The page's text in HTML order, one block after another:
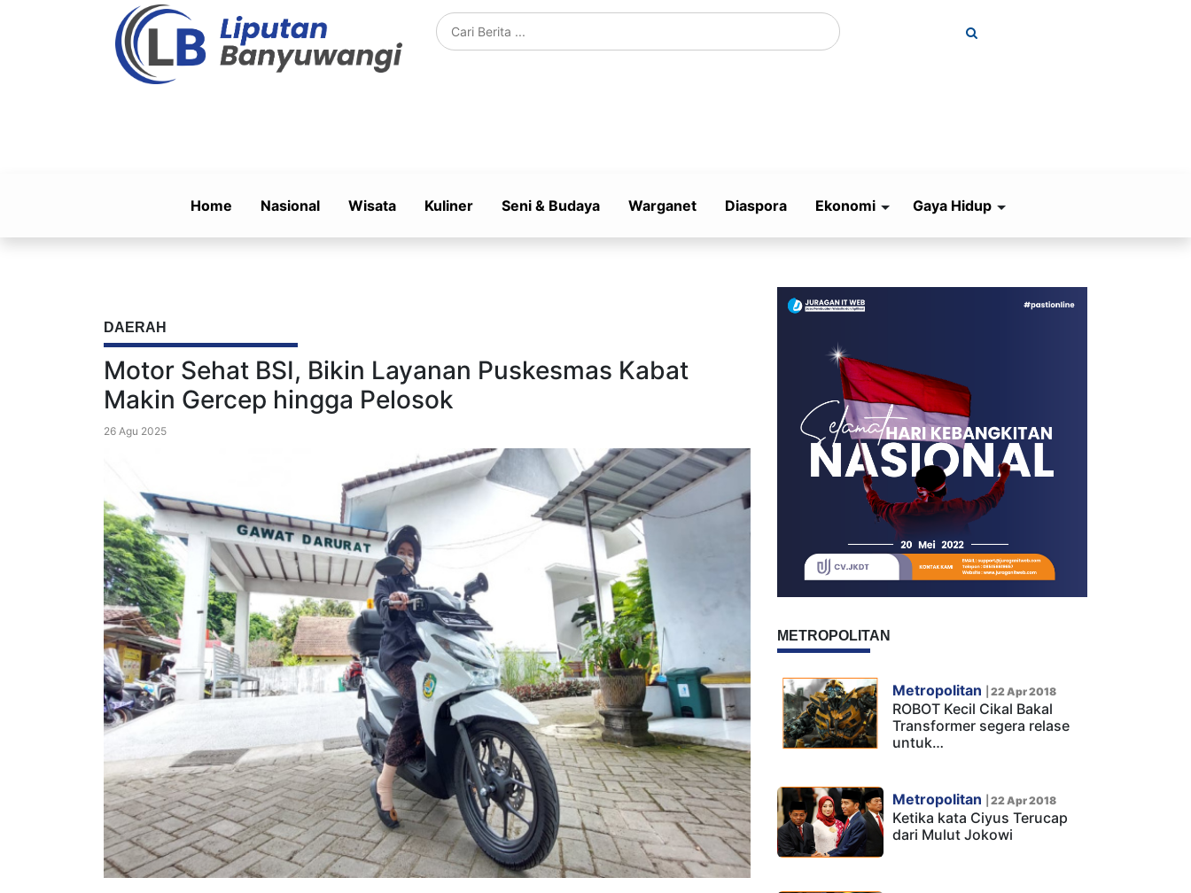
Home Nasional Wisata Kuliner Seni & Budaya Warganet Diaspora Ekonomi Gaya Hidup
DAERAH
Motor Sehat BSI, Bikin Layanan Puskesmas Kabat
Makin Gercep hingga Pelosok
26 Agu 2025
METROPOLITAN
Metropolitan 22 Apr 2018
ROBOT Kecil Cikal Bakal
Transformer segera relase
untuk…
Metropolitan 22 Apr 2018
Ketika kata Ciyus Terucap
dari Mulut Jokowi